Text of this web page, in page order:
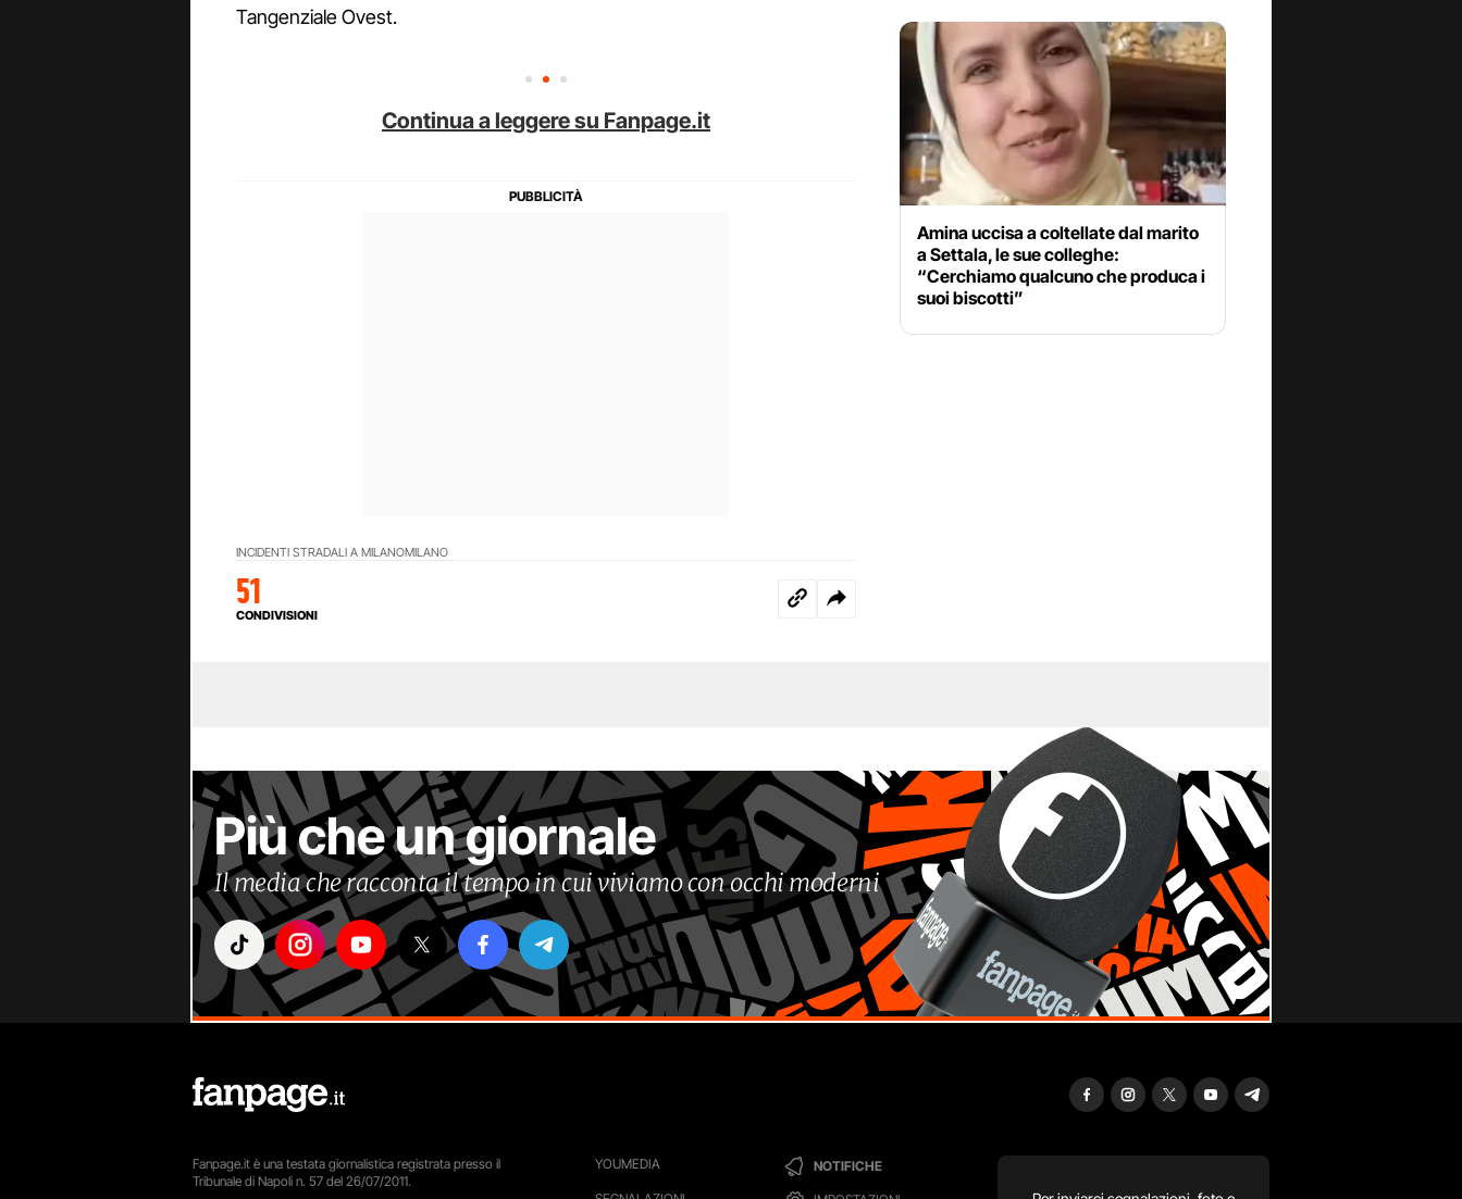
Tangenziale Ovest.
Continua a leggere su Fanpage.it
INCIDENTI STRADALI A MILANOMILANO
51
CONDIVISIONI
Amina uccisa a coltellate dal marito
a Settala, le sue colleghe:
“Cerchiamo qualcuno che produca i
suoi biscotti”
Più che un giornale
Il media che racconta il tempo in cui viviamo con occhi moderni
YOUMEDIA NOTIFICHE
Fanpage.it è una testata giornalistica registrata presso il
Tribunale di Napoli n. 57 del 26/07/2011.